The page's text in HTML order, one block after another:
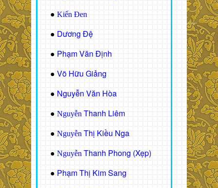
● Kiến Đen
● Dương Đệ
● Phạm Văn Định
● Võ Hữu Giảng
● Nguyễn Văn Hòa
● Nguyễn Thanh Liêm
● Nguyễn Thị Kiều Nga
● Nguyễn Thanh Phong (Xẹp)
● Phạm Thị Kim Sang